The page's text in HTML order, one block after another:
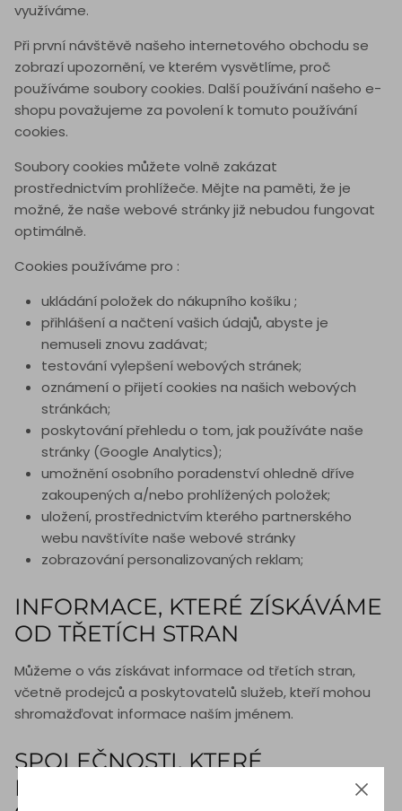
využíváme.
Při první návštěvě našeho internetového obchodu se
zobrazí upozornění, ve kterém vysvětlíme, proč
používáme soubory cookies. Další používání našeho e-
shopu považujeme za povolení k tomuto používání
cookies.
Soubory cookies můžete volně zakázat
prostřednictvím prohlížeče. Mějte na paměti, že je
možné, že naše webové stránky již nebudou fungovat
optimálně.
Cookies používáme pro :
ukládání položek do nákupního košíku ;
přihlášení a načtení vašich údajů, abyste je
nemuseli znovu zadávat;
testování vylepšení webových stránek;
oznámení o přijetí cookies na našich webových
stránkách;
poskytování přehledu o tom, jak používáte naše
stránky (Google Analytics);
umožnění osobního poradenství ohledně dříve
zakoupených a/nebo prohlížených položek;
uložení, prostřednictvím kterého partnerského
webu navštívíte naše webové stránky
zobrazování personalizovaných reklam;
INFORMACE, KTERÉ ZÍSKÁVÁME
OD TŘETÍCH STRAN
Můžeme o vás získávat informace od třetích stran,
včetně prodejců a poskytovatelů služeb, kteří mohou
shromažďovat informace naším jménem.
SPOLEČNOSTI, KTERÉ
PODPORUJÍ NAŠE STRÁNKY A